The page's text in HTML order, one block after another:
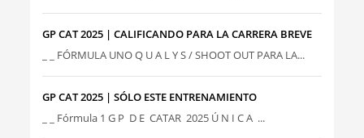
GP CAT 2025 | CALIFICANDO PARA LA CARRERA BREVE
_ _ FÓRMULA UNO Q U A L Y S / SHOOT OUT PARA LA...
GP CAT 2025 | SÓLO ESTE ENTRENAMIENTO
_ _ Fórmula 1 G P D E CATAR 2025 Ú N I C A ...